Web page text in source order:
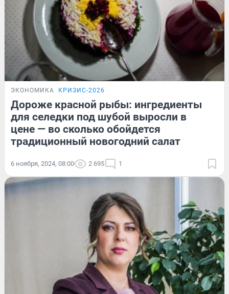
ЭКОНОМИКА КРИЗИС-2026
Дороже красной рыбы: ингредиенты
для селедки под шубой выросли в
цене — во сколько обойдется
традиционный новогодний салат
6 ноября, 2024, 08:00 2 695 1